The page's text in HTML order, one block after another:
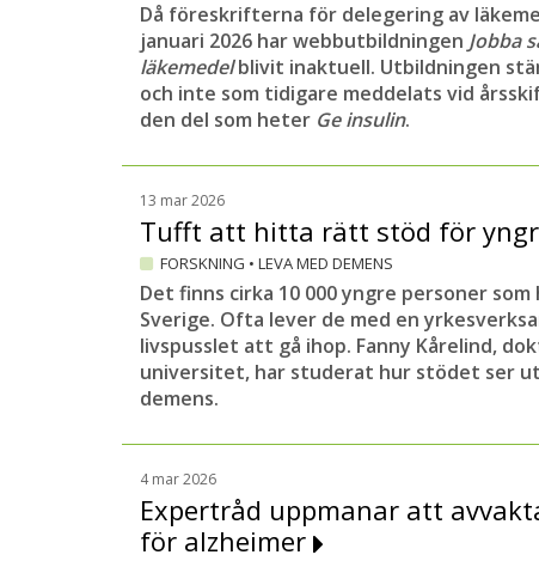
Då föreskrifterna för delegering av
januari 2026 har webbutbildningen Jobba
läkemedelblivit inaktuell. Utbildningen
och inte som tidigare meddelats vid
den del som heter Ge insulin.
13 mar 2026
Tufft att hitta rätt stöd för
FORSKNING • LEVA MED DEMENS
Det finns cirka 10 000 yngre personer
Sverige. Ofta lever de med en
livspusslet att gå ihop. Fanny Kårelind,
universitet, har studerat hur stödet ser
demens.
4 mar 2026
Expertråd uppmanar att
för alzheimer